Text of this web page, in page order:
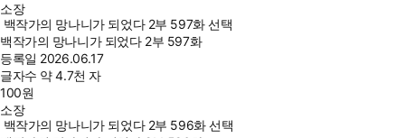
소장
백작가의 망나니가 되었다 2부 597화 선택
백작가의 망나니가 되었다 2부 597화
등록일 2026.06.17
글자수 약 4.7천 자
100원
소장
백작가의 망나니가 되었다 2부 596화 선택